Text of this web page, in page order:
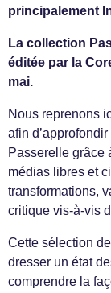
principalement
La collection
éditée par la
mai.
Nous reprenons
afin
Passerelle grâce
médias libres et
transformations,
critique vis-à-vis
Cette sélection
dresser un état
comprendre la